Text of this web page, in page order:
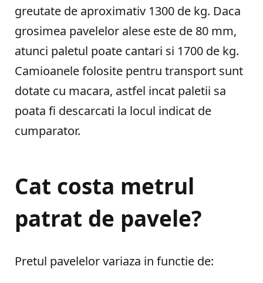
greutate de aproximativ 1300 de kg. Daca
grosimea pavelelor alese este de 80 mm,
atunci paletul poate cantari si 1700 de kg.
Camioanele folosite pentru transport sunt
dotate cu macara, astfel incat paletii sa
poata fi descarcati la locul indicat de
cumparator.
Cat costa metrul
patrat de pavele?
Pretul pavelelor variaza in functie de: